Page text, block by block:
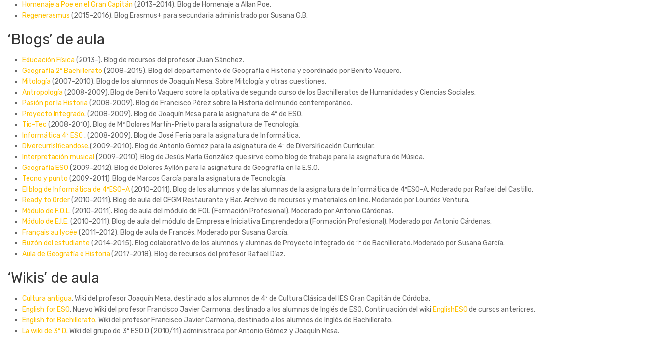
Homenaje a Poe en el Gran Capitán (2013-2014). Blog de Homenaje a Allan Poe.
Regenerasmus (2015-2016). Blog Erasmus+ para secundaria administrado por Susana G.B.
‘Blogs’ de aula
Educación Física (2013-). Blog de recursos del profesor Juan Sánchez.
Geografía 2º Bachillerato (2008-2015). Blog del departamento de Geografía e Historia y coordinado por Benito Vaquero.
Mitología (2007-2010). Blog de los alumnos de Joaquín Mesa. Sobre Mitología y otras cuestiones.
Antropología (2008-2009). Blog de Benito Vaquero sobre la optativa de segundo curso de los Bachilleratos de Humanidades y Ciencias Sociales.
Pasión por la Historia (2008-2009). Blog de Francisco Pérez sobre la Historia del mundo contemporáneo.
Proyecto Integrado. (2008-2009). Blog de Joaquín Mesa para la asignatura de 4º de ESO.
Tic-Tec (2008-2010). Blog de Mª Dolores Martín-Prieto para la asignatura de Tecnología.
Informática 4º ESO . (2008-2009). Blog de José Feria para la asignatura de Informática.
Divercurrisificandose.(2009-2010). Blog de Antonio Gómez para la asignatura de 4º de Diversificación Curricular.
Interpretación musical (2009-2010). Blog de Jesús María González que sirve como blog de trabajo para la asignatura de Música.
Geografía ESO (2009-2012). Blog de Dolores Ayllón para la asignatura de Geografía en la E.S.O.
Tecno y punto (2009-2011). Blog de Marcos García para la asignatura de Tecnología.
El blog de Informática de 4ºESO-A(2010-2011). Blog de los alumnos y de las alumnas de la asignatura de Informática de 4ºESO-A. Moderado por Rafael del Castillo.
Ready to Order(2010-2011). Blog de aula del CFGM Restaurante y Bar. Archivo de recursos y materiales on line. Moderado por Lourdes Ventura.
Módulo de F.O.L. (2010-2011). Blog de aula del módulo de FOL (Formación Profesional). Moderado por Antonio Cárdenas.
Módulo de E.I.E. (2010-2011). Blog de aula del módulo de Empresa e Iniciativa Emprendedora (Formación Profesional). Moderado por Antonio Cárdenas.
Français au lycée (2011-2012). Blog de aula de Francés. Moderado por Susana García.
Buzón del estudiante (2014-2015). Blog colaborativo de los alumnos y alumnas de Proyecto Integrado de 1º de Bachillerato. Moderado por Susana García.
Aula de Geografía e Historia (2017-2018). Blog de recursos del profesor Rafael Díaz.
‘Wikis’ de aula
Cultura antigua. Wiki del profesor Joaquín Mesa, destinado a los alumnos de 4º de Cultura Clásica del IES Gran Capitán de Córdoba.
English for ESO. Nuevo Wiki del profesor Francisco Javier Carmona, destinado a los alumnos de Inglés de ESO. Continuación del wiki EnglishESO de cursos anteriores.
English for Bachillerato. Wiki del profesor Francisco Javier Carmona, destinado a los alumnos de Inglés de Bachillerato.
La wiki de 3º D. Wiki del grupo de 3º ESO D (2010/11) administrada por Antonio Gómez y Joaquín Mesa.